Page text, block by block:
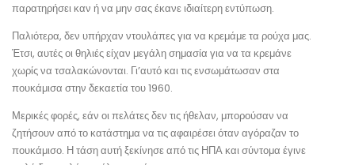
παρατηρήσει καν ή να μην σας έκανε ιδιαίτερη εντύπωση.
Παλιότερα, δεν υπήρχαν ντουλάπες για να κρεμάμε τα ρούχα μας.
Έτσι, αυτές οι θηλιές είχαν μεγάλη σημασία για να τα κρεμάνε
χωρίς να τσαλακώνονται. Γι’αυτό και τις ενσωμάτωσαν στα
πουκάμισα στην δεκαετία του 1960.
Μερικές φορές, εάν οι πελάτες δεν τις ήθελαν, μπορούσαν να
ζητήσουν από το κατάστημα να τις αφαιρέσει όταν αγόραζαν το
πουκάμισο. Η τάση αυτή ξεκίνησε από τις ΗΠΑ και σύντομα έγινε